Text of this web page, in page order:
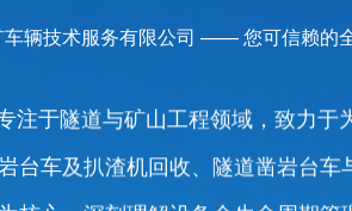
车辆技术服务有限公司 —— 您可信赖的
于隧道与矿山工程领域，致力
车及扒渣机回收、隧道凿岩台